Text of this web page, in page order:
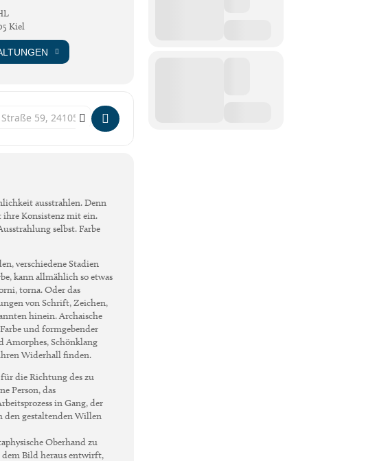
Kiel
- Kiel: CHRISTIANE BERGELT [Pl3I6ZtiV]
ausstrahlen. Denn
ihre Konsistenz mit ein.
selbst. Farbe
verschiedene Stadien
kann allmählich so etwas
torna. Oder das
von Schrift, Zeichen,
hinein. Archaische
und formgebender
Amorphes, Schönklang
Widerhall finden.
die Richtung des zu
Person, das
in Gang, der
den gestaltenden Willen
Oberhand zu
dem Bild heraus entwirft,